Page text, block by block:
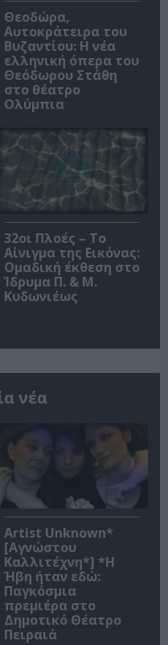
Θεοδώρα,
Αυτοκράτειρα του
Βυζαντίου: Η νέα
ελληνική όπερα του
Θεόδωρου Στάθη
στο θέατρο
Ολύμπια
32οι Πλοές – Το
Αίνιγμα της Εικόνας:
Ομαδική έκθεση στο
Ίδρυμα Π. & Μ.
Κυδωνιέως
νέα
Artist Unknown*
[Αγνώστου
Καλλιτέχνη*] *Η
Ήβη ήταν εδώ:
Παγκόσμια
πρεμιέρα στο
Δημοτικό Θέατρο
Πειραιά